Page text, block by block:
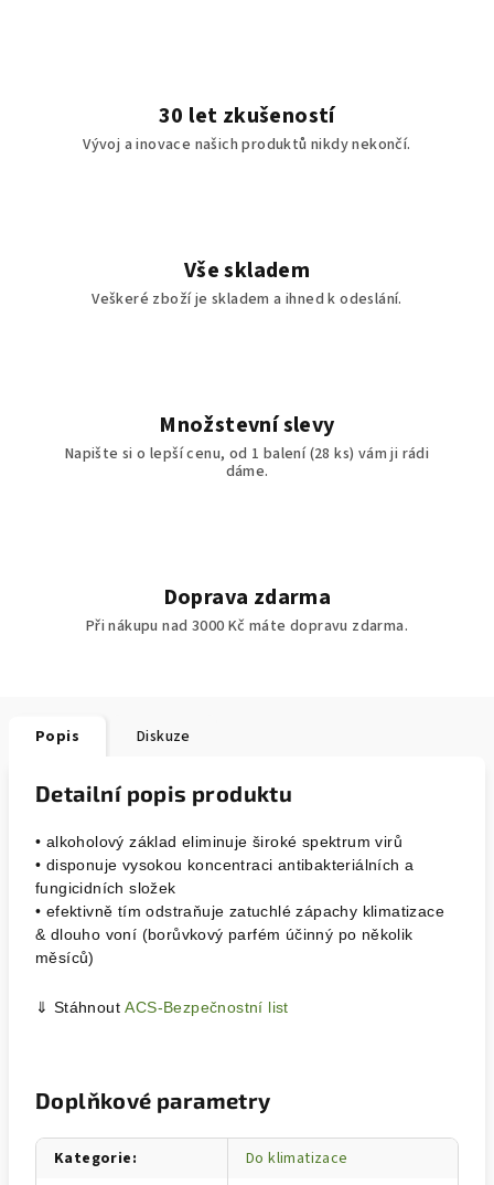
30 let zkušeností
Vývoj a inovace našich produktů nikdy nekončí.
Vše skladem
Veškeré zboží je skladem a ihned k odeslání.
Množstevní slevy
Napište si o lepší cenu, od 1 balení (28 ks) vám ji rádi
dáme.
Doprava zdarma
Při nákupu nad 3000 Kč máte dopravu zdarma.
Popis Diskuze
Detailní popis produktu
• alkoholový základ eliminuje široké spektrum virů
• disponuje vysokou koncentraci antibakteriálních a
fungicidních složek
• efektivně tím odstraňuje zatuchlé zápachy klimatizace
& dlouho voní (borůvkový parfém účinný po několik
měsíců)
⇓ StáhnoutACS-Bezpečnostní list
Doplňkové parametry
Kategorie:
Do klimatizace